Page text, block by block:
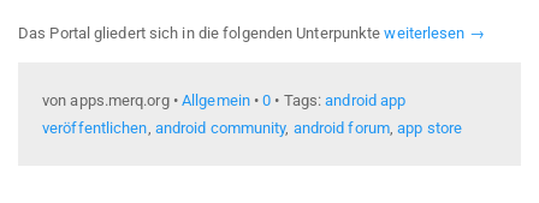
Das Portal gliedert sich in die folgenden Unterpunkteweiterlesen →
von apps.merq.org • Allgemein• 0 • Tags:android app
veröffentlichen, android community, android forum,app store